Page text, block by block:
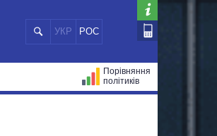
УКР РОС
Порівняння
політиків